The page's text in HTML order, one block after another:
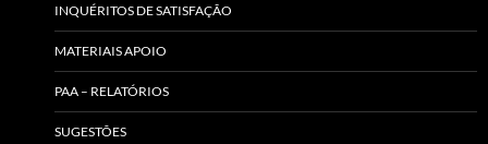
INQUÉRITOS DE SATISFAÇÃO
MATERIAIS APOIO
PAA – RELATÓRIOS
SUGESTÕES